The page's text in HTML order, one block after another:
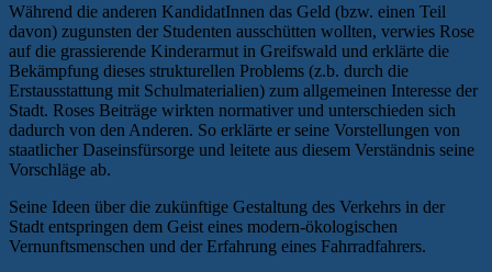
Während die anderen KandidatInnen das Geld (bzw. einen Teil
davon) zugunsten der Studenten ausschütten wollten, verwies Rose
auf die grassierende Kinderarmut in Greifswald und erklärte die
Bekämpfung dieses strukturellen Problems (z.b. durch die
Erstausstattung mit Schulmaterialien) zum allgemeinen Interesse der
Stadt. Roses Beiträge wirkten normativer und unterschieden sich
dadurch von den Anderen. So erklärte er seine Vorstellungen von
staatlicher Daseinsfürsorge und leitete aus diesem Verständnis seine
Vorschläge ab.
Seine Ideen über die zukünftige Gestaltung des Verkehrs in der
Stadt entspringen dem Geist eines modern-ökologischen
Vernunftsmenschen und der Erfahrung eines Fahrradfahrers.